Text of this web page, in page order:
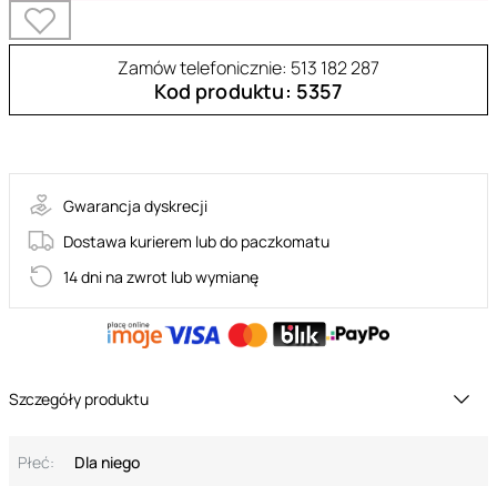
Zamów telefonicznie: 513 182 287
Kod produktu: 5357
Gwarancja dyskrecji
Dostawa kurierem lub do paczkomatu
14 dni na zwrot lub wymianę
Szczegóły produktu
Płeć: Dla niego